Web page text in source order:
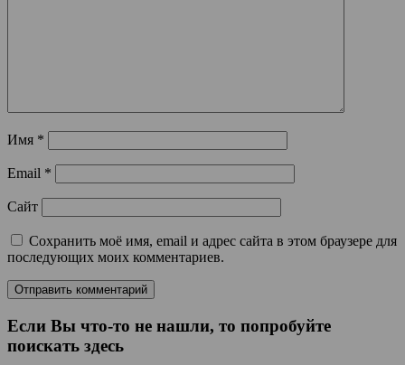
Имя *
Email *
Сайт
Сохранить моё имя, email и адрес сайта в этом браузере для
последующих моих комментариев.
Если Вы что-то не нашли, то попробуйте
поискать здесь